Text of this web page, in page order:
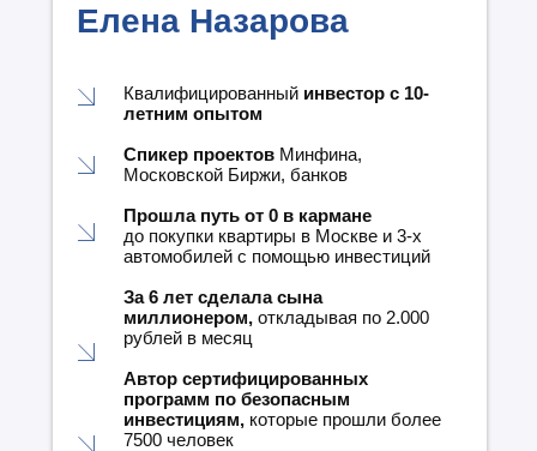
Елена Назарова
Квалифицированный инвестор с 10-
летним опытом
Спикер проектов Минфина,
Московской Биржи, банков
Прошла путь от 0 в кармане
до покупки квартиры в Москве и 3-х
автомобилей с помощью инвестиций
За 6 лет сделала сына
миллионером, откладывая по 2.000
рублей в месяц
Автор сертифицированных
программ по безопасным
инвестициям, которые прошли более
7500 человек